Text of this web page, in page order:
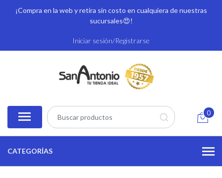
¡Compra en la web y retira sin costo en cualquiera de nuestras
sucursales😍!
Iniciar sesión/Registrarse
0
CATEGORÍAS